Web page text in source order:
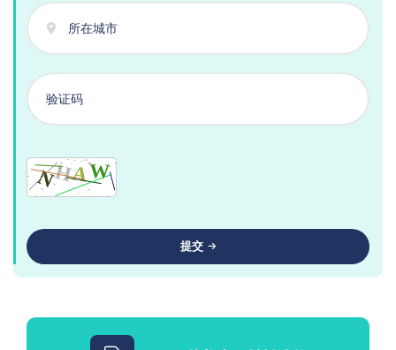
提交